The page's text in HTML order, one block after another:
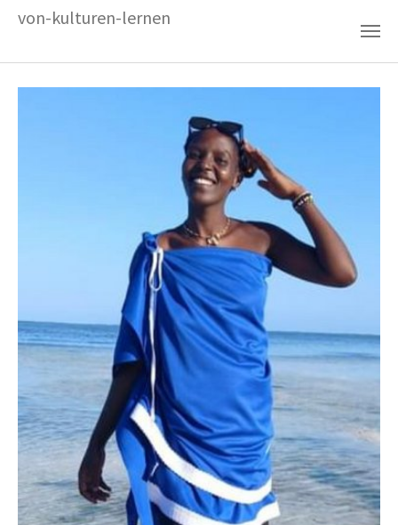
Zum Hauptinhalt springen
von-kulturen-lernen